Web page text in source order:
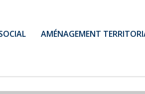
AMÉNAGEMENT